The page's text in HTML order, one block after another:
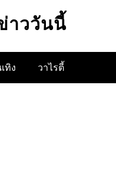
าววันนี้
ทิง วาไรตี้